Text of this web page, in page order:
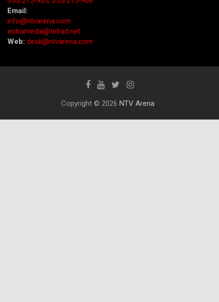
Email:
info@ntvarena.com
astramedia@telrad.net
Web: desk@ntvarena.com
Copyright © 2026 NTV Arena